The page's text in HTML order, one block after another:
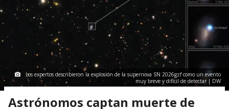
Los expertos describieron la explosión de la supernova SN 2026gzf como un evento
muy breve y difícil de detectar | DW
Astrónomos captan muerte de